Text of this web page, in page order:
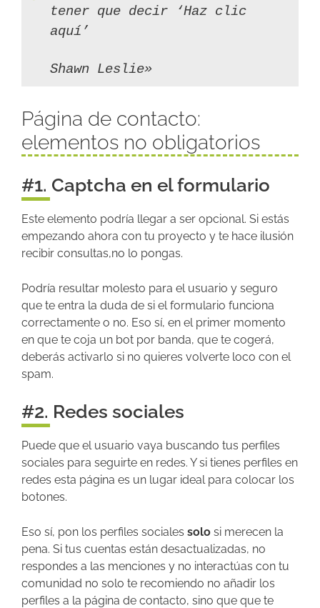
tener que decir ‘Haz clic
aquí’
Shawn Leslie»
Página de contacto:
elementos no obligatorios
#1. Captcha en el formulario
Este elemento podría llegar a ser opcional. Si estás
empezando ahora con tu proyecto y te hace ilusión
recibir consultas,no lo pongas.
Podría resultar molesto para el usuario y seguro
que te entra la duda de si el formulario funciona
correctamente o no. Eso sí, en el primer momento
en que te coja un bot por banda, que te cogerá,
deberás activarlo si no quieres volverte loco con el
spam.
#2. Redes sociales
Puede que el usuario vaya buscando tus perfiles
sociales para seguirte en redes. Y si tienes perfiles en
redes esta página es un lugar ideal para colocar los
botones.
Eso sí, pon los perfiles sociales solo si merecen la
pena. Si tus cuentas están desactualizadas, no
respondes a las menciones y no interactúas con tu
comunidad no solo te recomiendo no añadir los
perfiles a la página de contacto, sino que que te